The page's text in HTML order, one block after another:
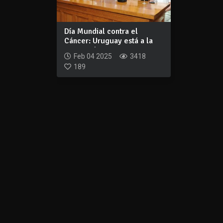
Día Mundial contra el
Cáncer: Uruguay está a la
vanguardia e...
Feb 04 2025
3418
189